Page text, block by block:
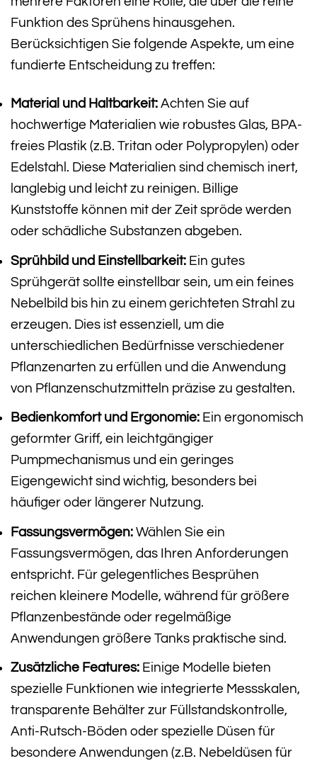
Funktion des Sprühens hinausgehen.
Berücksichtigen Sie folgende Aspekte, um eine
fundierte Entscheidung zu treffen:
Material und Haltbarkeit: Achten Sie auf
hochwertige Materialien wie robustes Glas, BPA-
freies Plastik (z.B. Tritan oder Polypropylen) oder
Edelstahl. Diese Materialien sind chemisch inert,
langlebig und leicht zu reinigen. Billige
Kunststoffe können mit der Zeit spröde werden
oder schädliche Substanzen abgeben.
Sprühbild und Einstellbarkeit: Ein gutes
Sprühgerät sollte einstellbar sein, um ein feines
Nebelbild bis hin zu einem gerichteten Strahl zu
erzeugen. Dies ist essenziell, um die
unterschiedlichen Bedürfnisse verschiedener
Pflanzenarten zu erfüllen und die Anwendung
von Pflanzenschutzmitteln präzise zu gestalten.
Bedienkomfort und Ergonomie: Ein ergonomisch
geformter Griff, ein leichtgängiger
Pumpmechanismus und ein geringes
Eigengewicht sind wichtig, besonders bei
häufiger oder längerer Nutzung.
Fassungsvermögen: Wählen Sie ein
Fassungsvermögen, das Ihren Anforderungen
entspricht. Für gelegentliches Besprühen
reichen kleinere Modelle, während für größere
Pflanzenbestände oder regelmäßige
Anwendungen größere Tanks praktische sind.
Zusätzliche Features: Einige Modelle bieten
spezielle Funktionen wie integrierte Messskalen,
transparente Behälter zur Füllstandskontrolle,
Anti-Rutsch-Böden oder spezielle Düsen für
besondere Anwendungen (z.B. Nebeldüsen für